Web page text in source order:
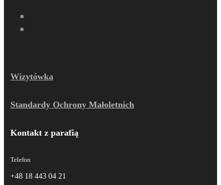
Wizytówka
Standardy Ochrony Małoletnich
Kontakt z parafią
Telefon
+48 18 443 04 21